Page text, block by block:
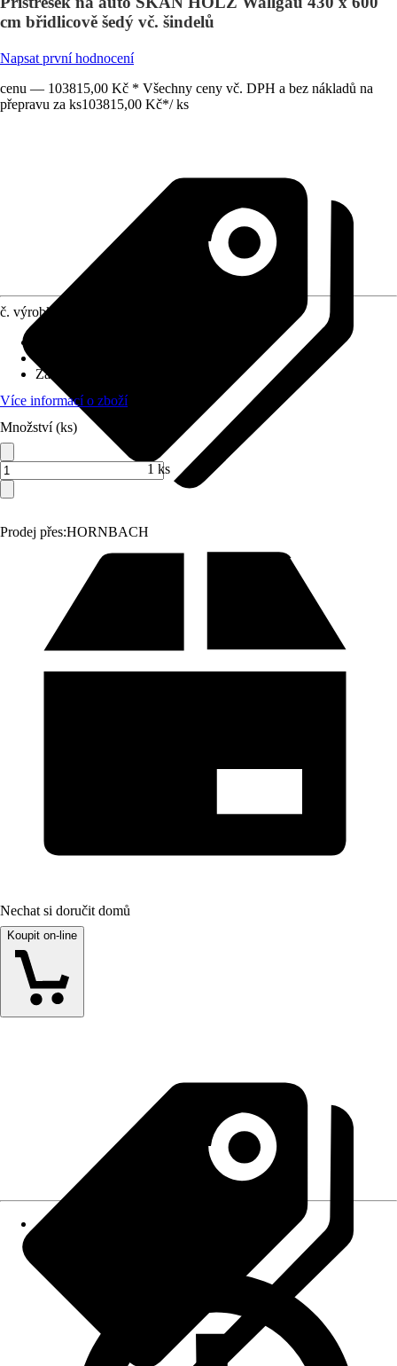
cm břidlicově šedý vč. šindelů
Napsat první hodnocení
cenu — 103815,00 Kč * Všechny ceny vč. DPH a bez nákladů na
přepravu za ks103815,00 Kč*/ ks
Prodej přes:HORNBACH
č. výrobku
Zatížení sněhem
Více informací o zboží
Množství (ks)
1 ks
Nechat si doručit domů
Koupit on-line